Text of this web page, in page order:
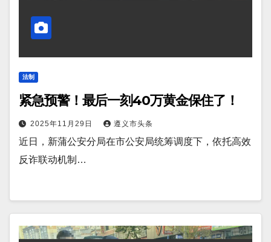
法制
紧急预警！最后一刻40万黄金保住了！
2025年11月29日 遵义市头条
近日，新蒲公安分局在市公安局统筹调度下，依托高效
反诈联动机制…